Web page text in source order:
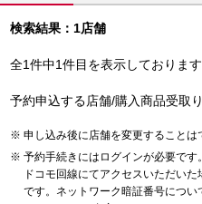
検索結果：1店舗
全1件中1件目を表示しておりま
予約申込する店舗/購入商品受取
申し込み後に店舗を変更することは
予約手続きにはログインが必要です。
ドコモ回線にてアクセスいただい
です。ネットワーク暗証番号につい